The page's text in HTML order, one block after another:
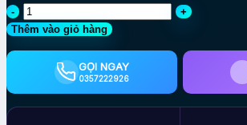
Tạo
sóng
Jebao
dùng
Thêm vào giỏ hàng
GỌI NGAY
0357222926